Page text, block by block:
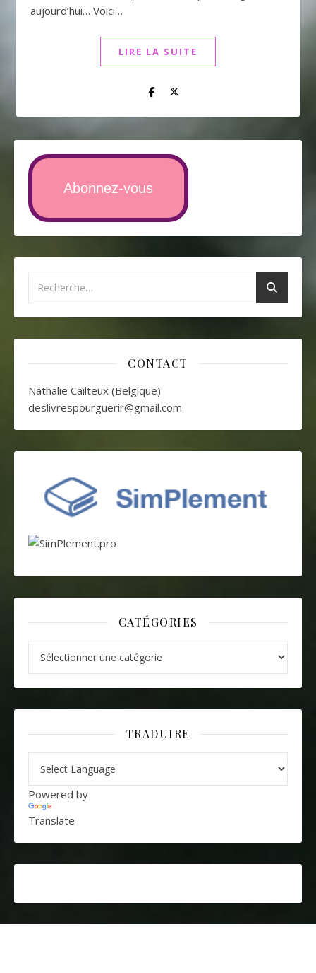
aujourd’hui… Voici…
LIRE LA SUITE
Abonnez-vous
CONTACT
Nathalie Cailteux (Belgique)
deslivrespourguerir@gmail.com
CATÉGORIES
TRADUIRE
Powered by
Translate